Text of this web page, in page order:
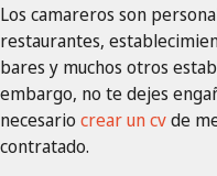
Los camareros son
restaurantes,
bares y muchos otros
embargo, no te dejes
necesario crear un cvde
contratado.